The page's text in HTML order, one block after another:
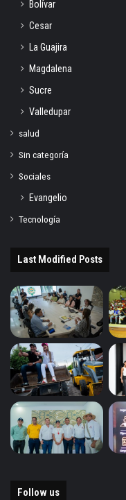
Bolívar
Cesar
La Guajira
Magdalena
Sucre
Valledupar
salud
Sin categoría
Sociales
Evangelio
Tecnología
Last Modified Posts
Follow us